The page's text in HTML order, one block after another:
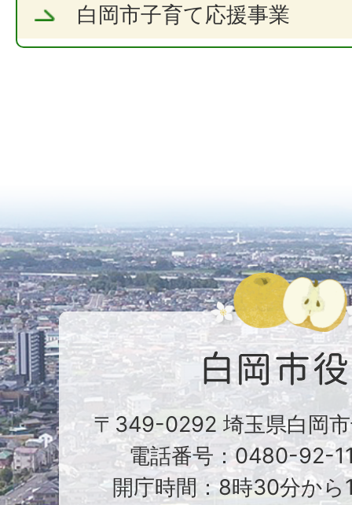
白岡市子育て応援事業
〒349-0292 埼玉県白岡
電話番号：0480-92-
開庁時間：8時30分から